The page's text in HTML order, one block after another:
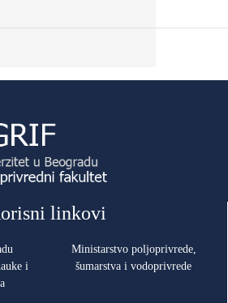
linkovi
i
Ministarstvo poljoprivrede,
šumarstva i vodoprivrede